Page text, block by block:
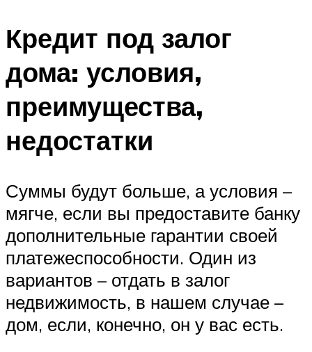
Кредит под залог
дома: условия,
преимущества,
недостатки
Суммы будут больше, а условия –
мягче, если вы предоставите банку
дополнительные гарантии своей
платежеспособности. Один из
вариантов – отдать в залог
недвижимость, в нашем случае –
дом, если, конечно, он у вас есть.